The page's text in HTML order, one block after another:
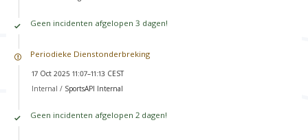
Geen incidenten afgelopen 3 dagen!
Periodieke Dienstonderbreking
17 Oct 2025 11:07–11:13 CEST
Internal / SportsAPI Internal
Geen incidenten afgelopen 2 dagen!